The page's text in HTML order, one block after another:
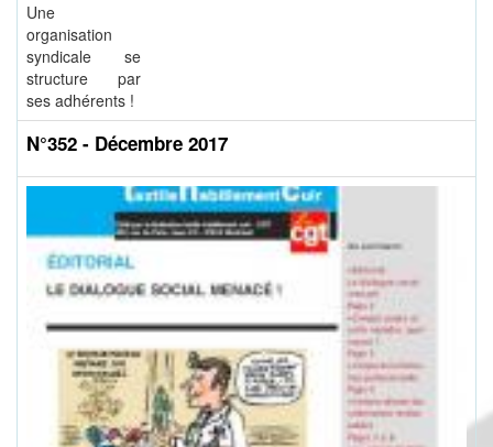
Une
organisation
syndicale se
structure par
ses adhérents !
N°352 - Décembre 2017